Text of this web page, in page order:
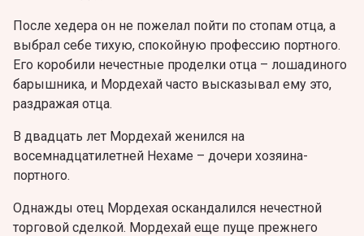
После хедера он не пожелал пойти по стопам отца, а
выбрал себе тихую, спокойную профессию портного.
Его коробили нечестные проделки отца – лошадиного
барышника, и Мордехай часто высказывал ему это,
раздражая отца.
В двадцать лет Мордехай женился на
восемнадцатилетней Нехаме – дочери хозяина-
портного.
Однажды отец Мордехая оскандалился нечестной
торговой сделкой. Мордехай еще пуще прежнего